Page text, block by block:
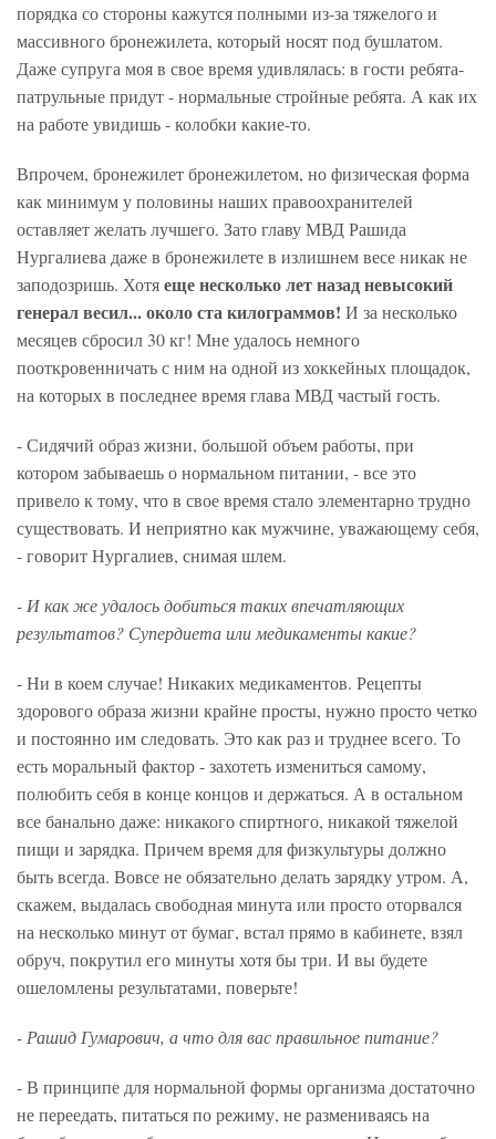
порядка со стороны кажутся полными из-за тяжелого и
массивного бронежилета, который носят под бушлатом.
Даже супруга моя в свое время удивлялась: в гости ребята-
патрульные придут - нормальные стройные ребята. А как их
на работе увидишь - колобки какие-то.
Впрочем, бронежилет бронежилетом, но физическая форма
как минимум у половины наших правоохранителей
оставляет желать лучшего. Зато главу МВД Рашида
Нургалиева даже в бронежилете в излишнем весе никак не
заподозришь. Хотяеще несколько лет назад невысокий
генерал весил... около ста килограммов! И за несколько
месяцев сбросил 30 кг! Мне удалось немного
пооткровенничать с ним на одной из хоккейных площадок,
на которых в последнее время глава МВД частый гость.
- Сидячий образ жизни, большой объем работы, при
котором забываешь о нормальном питании, - все это
привело к тому, что в свое время стало элементарно трудно
существовать. И неприятно как мужчине, уважающему себя,
- говорит Нургалиев, снимая шлем.
- И как же удалось добиться таких впечатляющих
результатов? Супердиета или медикаменты какие?
- Ни в коем случае! Никаких медикаментов. Рецепты
здорового образа жизни крайне просты, нужно просто четко
и постоянно им следовать. Это как раз и труднее всего. То
есть моральный фактор - захотеть измениться самому,
полюбить себя в конце концов и держаться. А в остальном
все банально даже: никакого спиртного, никакой тяжелой
пищи и зарядка. Причем время для физкультуры должно
быть всегда. Вовсе не обязательно делать зарядку утром. А,
скажем, выдалась свободная минута или просто оторвался
на несколько минут от бумаг, встал прямо в кабинете, взял
обруч, покрутил его минуты хотя бы три. И вы будете
ошеломлены результатами, поверьте!
- Рашид Гумарович, а что для вас правильное питание?
- В принципе для нормальной формы организма достаточно
не переедать, питаться по режиму, не размениваясь на